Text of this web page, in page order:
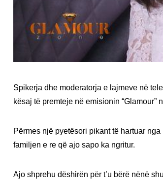
Spikerja dhe moderatorja e lajmeve në
kësaj të premteje në emisionin “Glamour”
Përmes një pyetësori pikant të hartuar
familjen e re që ajo sapo ka ngritur.
Ajo shprehu dëshirën për t’u bërë nënë